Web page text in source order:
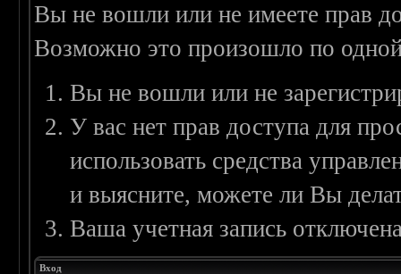
Вы не вошли или не имеете прав
Возможно это произошло по
Вы не вошли или не
У вас нет прав доступа для
использовать средства
и выясните, можете ли Вы
Ваша учетная запись
Вход